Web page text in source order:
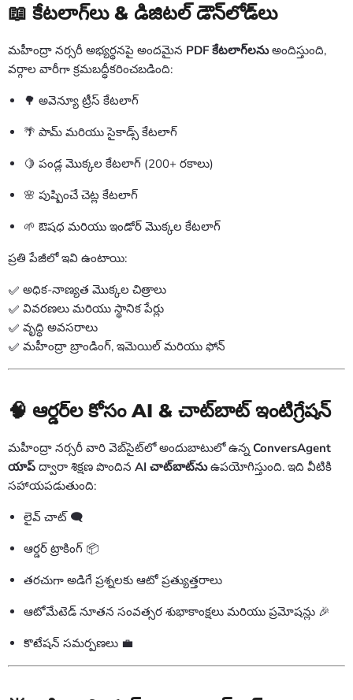
📖 కేటలాగ్‌లు & డిజిటల్ డౌన్‌లోడ్‌లు
మహీంద్రా నర్సరీ అభ్యర్థనపై అందమైన PDF కేటలాగ్‌లనుఅందిస్తుంది,
వర్గాల వారీగా క్రమబద్ధీకరించబడింది:
🌳 అవెన్యూ ట్రీస్ కేటలాగ్
🌴 పామ్ మరియు సైకాడ్స్ కేటలాగ్
🍋 పండ్ల మొక్కల కేటలాగ్ (200+ రకాలు)
🌸 పుష్పించే చెట్ల కేటలాగ్
🌱 ఔషధ మరియు ఇండోర్ మొక్కల కేటలాగ్
ప్రతి పేజీలో ఇవి ఉంటాయి:
✅ అధిక-నాణ్యత మొక్కల చిత్రాలు
✅ వివరణలు మరియు స్థానిక పేర్లు
✅ వృద్ధి అవసరాలు
✅ మహీంద్రా బ్రాండింగ్, ఇమెయిల్ మరియు ఫోన్
🧠 ఆర్డర్‌ల కోసం AI & చాట్‌బాట్ ఇంటిగ్రేషన్
మహీంద్రా నర్సరీ వారి వెబ్‌సైట్‌లో అందుబాటులో ఉన్న ConversAgent
యాప్ ద్వారా శిక్షణ పొందిన AI చాట్‌బాట్‌నుఉపయోగిస్తుంది. ఇది వీటికి
సహాయపడుతుంది:
లైవ్ చాట్ 🗨️
ఆర్డర్ ట్రాకింగ్ 📦
తరచుగా అడిగే ప్రశ్నలకు ఆటో ప్రత్యుత్తరాలు
ఆటోమేటెడ్ నూతన సంవత్సర శుభాకాంక్షలు మరియు ప్రమోషన్లు 🎉
కొటేషన్ సమర్పణలు 💼